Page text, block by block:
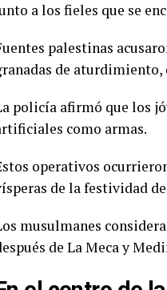
a los fieles que se
palestinas
de aturdimiento,
policía afirmó que los
como armas.
operativos
de la festividad
musulmanes
de La Meca y